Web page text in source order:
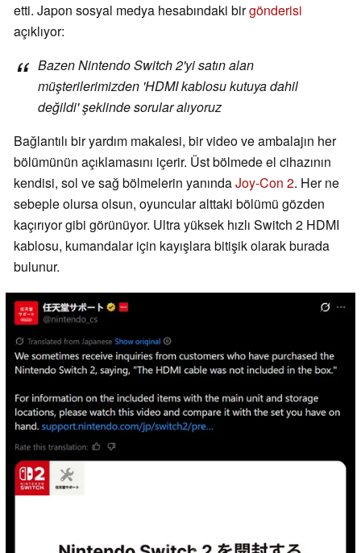
etti. Japon sosyal medya hesabındaki birgönderisi
açıklıyor:
Bazen Nintendo Switch 2'yi satın alan
müşterilerimizden 'HDMI kablosu kutuya dahil
değildi' şeklinde sorular alıyoruz
Bağlantılı bir yardım makalesi, bir video ve ambalajın her
bölümünün açıklamasını içerir. Üst bölmede el cihazının
kendisi, sol ve sağ bölmelerin yanındaJoy-Con 2. Her ne
sebeple olursa olsun, oyuncular alttaki bölümü gözden
kaçırıyor gibi görünüyor. Ultra yüksek hızlı Switch 2 HDMI
kablosu, kumandalar için kayışlara bitişik olarak burada
bulunur.